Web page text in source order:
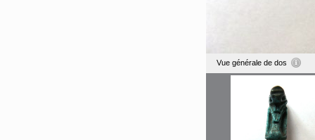
Vue générale de dos